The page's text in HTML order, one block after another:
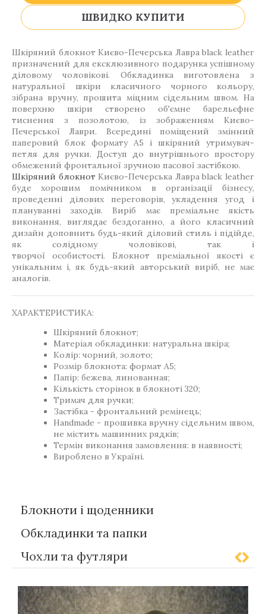
ШВИДКО КУПИТИ
Шкіряний блокнот Києво-Печерська Лавра black leather
призначений для ексклюзивного подарунка успішному
діловому чоловікові. Обкладинка виготовлена з
натуральної шкіри класичного чорного кольору,
зібрана вручну, прошита міцним сідельним швом. На
поверхню шкіри створено об'ємне барельєфне
тиснення з позолотою, із зображенням Києво-
Печерської Лаври. Всередині поміщений змінний
паперовий блок формату А5 і шкіряний утримувач-
петля для ручки. Доступ до внутрішнього простору
обмежений фронтальної зручною пасової застібкою.
Шкіряний блокнот Києво-Печерська Лавра black leather
буде хорошим помічником в організації бізнесу,
проведенні ділових переговорів, укладення угод і
плануванні заходів. Виріб має преміальне якість
виконання, виглядає бездоганно, а його класичний
дизайн доповнить будь-який діловий стиль і підійде,
як солідному чоловікові, так і
творчої особистості. Блокнот преміальної якості є
унікальним і, як будь-який авторський виріб, не має
аналогів.
ХАРАКТЕРИСТИКА:
Шкіряний блокнот;
Матеріал обкладинки: натуральна шкіра;
Колір: чорний, золото;
Розмір блокнота: формат А5;
Папір: бежева, линованная;
Кількість сторінок в блокноті 320;
Тримач для ручки;
Застібка - фронтальний ремінець;
Handmade - прошивка вручну сідельним швом,
не містить машинних рядків;
Термін виконання замовлення: в наявності;
Вироблено в Україні.
Блокноти і щоденники
Обкладинки та папки
Чохли та футляри